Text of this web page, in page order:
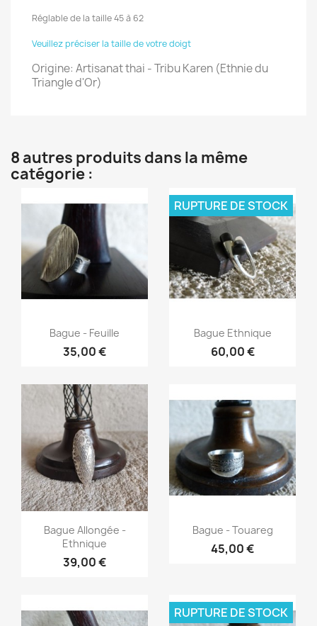
Réglable de la taille 45 à 62
Veuillez préciser la taille de votre doigt
Origine: Artisanat thai - Tribu Karen (Ethnie du
Triangle d'Or)
8 autres produits dans la même
catégorie :
Aperçu rapide
Bague - Feuille
35,00 €
Aperçu rapide
Bague Ethnique
60,00 €
RUPTURE DE STOCK
Aperçu rapide
Bague Allongée -
Ethnique
39,00 €
Aperçu rapide
Bague - Touareg
45,00 €
RUPTURE DE STOCK